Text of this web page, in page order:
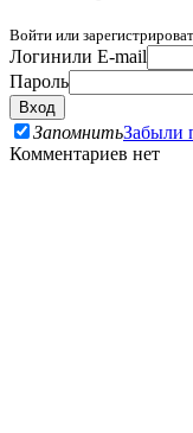
Войти или
Логинили E-mail
Пароль
ЗапомнитьЗабыли
Комментариев нет